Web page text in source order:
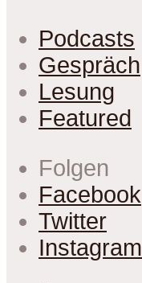
Podcasts
Gespräch
Lesung
Featured
Folgen
Facebook
Twitter
Instagram